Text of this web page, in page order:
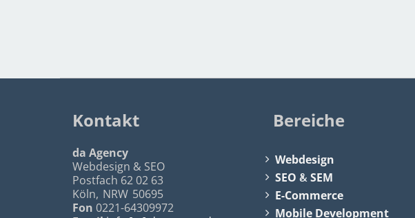
Kontakt
da Agency
Webdesign & SEO
Postfach 62 02 63
Köln, NRW 50695
Fon 0221-64309972
Bereiche
Webdesign
SEO &SEM
E-Commerce
Mobile Development